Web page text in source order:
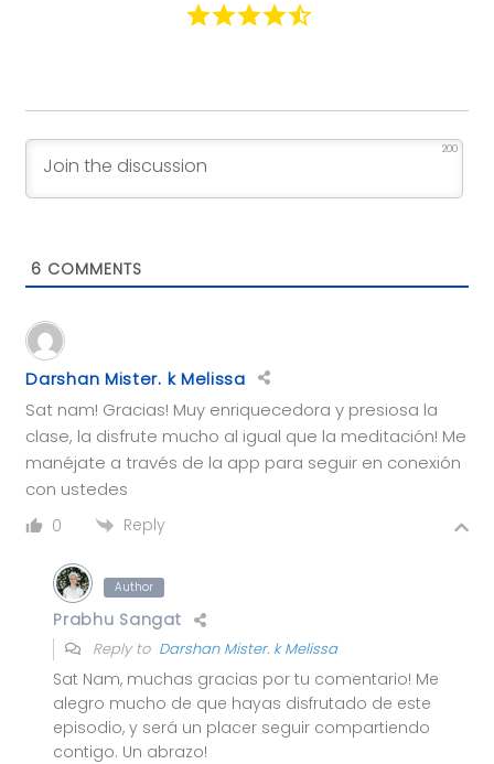
200
6 COMMENTS
Darshan Mister. k Melissa
Sat nam! Gracias! Muy enriquecedora y presiosa la
clase, la disfrute mucho al igual que la meditación! Me
manéjate a través de la app para seguir en conexión
con ustedes
0 Reply
Author
Prabhu Sangat
Reply to Darshan Mister. k Melissa
Sat Nam, muchas gracias por tu comentario! Me
alegro mucho de que hayas disfrutado de este
episodio, y será un placer seguir compartiendo
contigo. Un abrazo!